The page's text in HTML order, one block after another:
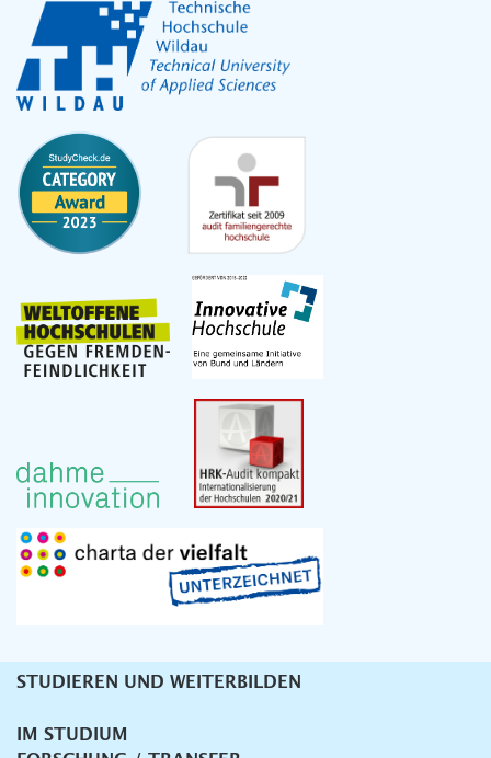
Unternavigation
STUDIEREN UND WEITERBILDEN
IM STUDIUM